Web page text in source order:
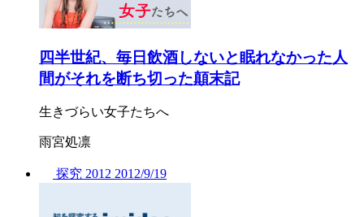
四半世紀、毎日飲酒しないと眠れなかった人
間がそれを断ち切った顛末記
生きづらい女子たちへ
雨宮処凛
探究 2012 2012/9/19